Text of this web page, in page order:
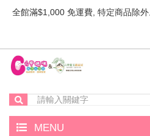
全館滿$1,000 免運費, 特定商品除外
MENU